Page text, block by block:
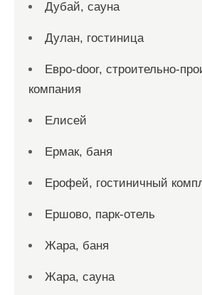
Дубай, сауна
Дулан, гостиница
Евро-door, строительно-
компания
Елисей
Ермак, баня
Ерофей, гостиничный
Ершово, парк-отель
Жара, баня
Жара, сауна